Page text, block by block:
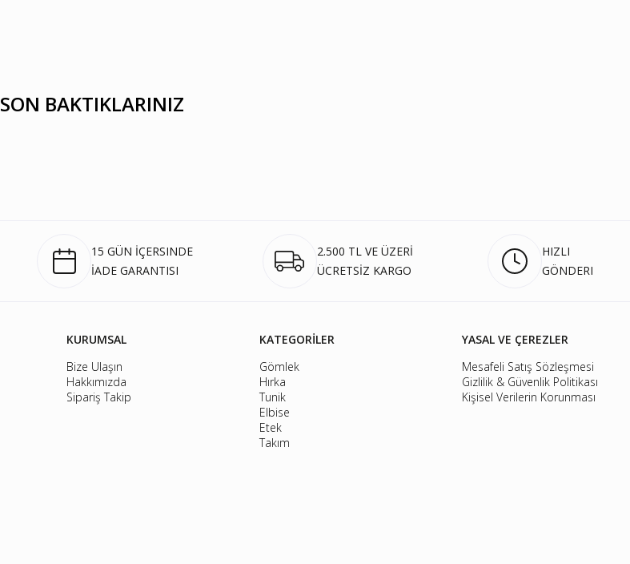
SON BAKTIKLARINIZ
15 GÜN İÇERSINDE
İADE GARANTISI
2.500 TL VE ÜZERİ
ÜCRETSİZ KARGO
HIZLI
GÖNDERI
KURUMSAL
Bize Ulaşın
Hakkımızda
Sipariş Takip
KATEGORİLER
Gömlek
Hırka
Tunik
Elbise
Etek
Takım
YASAL VE ÇEREZLER
Mesafeli Satış Sözleşmesi
Gizlilik & Güvenlik Politikası
Kişisel Verilerin Korunması